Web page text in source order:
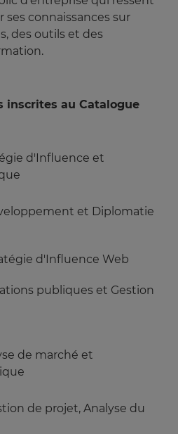
ses connaissances sur
des outils et des
inscrites au Catalogue
d'Influence et
et Diplomatie
d'Influence Web
publiques et Gestion
de marché et
de projet, Analyse du